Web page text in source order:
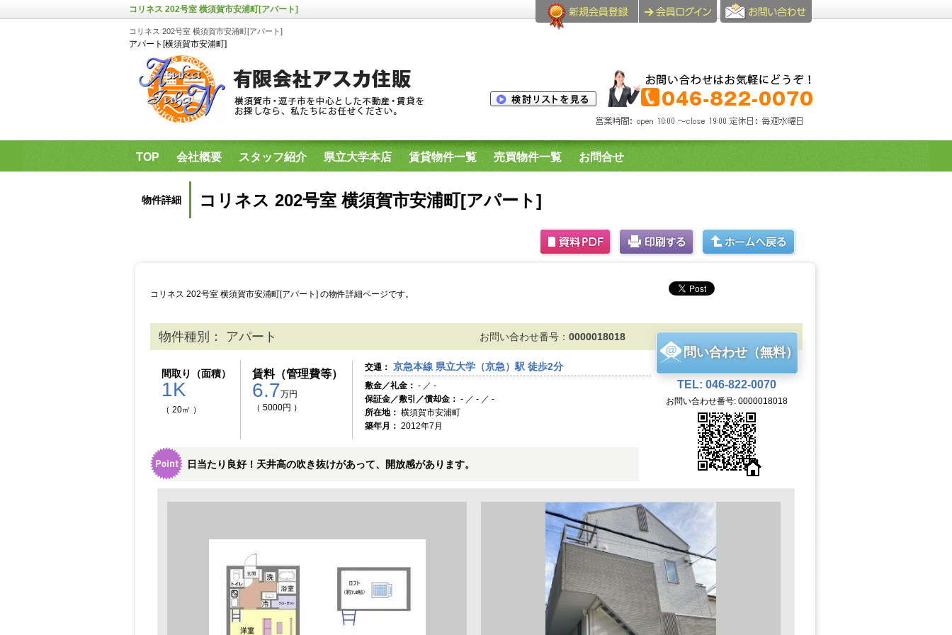
コリネス 202号室 横須賀市安浦町[アパート]
コリネス 202号室 横須賀市安浦町[アパート]
アパート[横須賀市安浦町]
TOP 会社概要 スタッフ紹介 県立大学本店 賃貸物件一覧 売買物件一覧 お問合せ
県立保健福祉大学・神奈川歯科大学生用物件 横須賀市内のプリマシリーズ空室一覧
物件詳細 コリネス 202号室 横須賀市安浦町[アパート]
コリネス 202号室 横須賀市安浦町[アパート] の物件詳細ページです。
物件種別： アパート お問い合わせ番号： 0000018018
間取り（面積）
1K
（ 20㎡ ）
賃料（管理費等）
6.7万円
（ 5000円 ）
交通： 京急本線 県立大学（京急）駅 徒歩2分
敷金／礼金： - ／ -
保証金／敷引／償却金： - ／ - ／ -
所在地： 横須賀市安浦町
築年月： 2012年7月
日当たり良好！天井高の吹き抜けがあって、開放感があります。
問い合わせ（無料）
TEL: 046-822-0070
お問い合わせ番号: 0000018018